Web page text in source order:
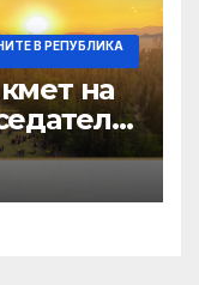
В РЕПУБЛИКА
на
е
влиза